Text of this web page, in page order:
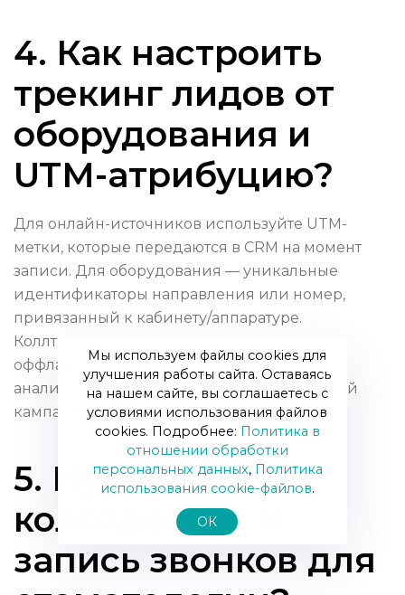
4. Как настроить
трекинг лидов от
оборудования и
UTM-атрибуцию?
Для онлайн-источников используйте UTM-
метки, которые передаются в CRM на момент
записи. Для оборудования — уникальные
идентификаторы направления или номер,
привязанный к кабинету/аппаратуре.
Коллтрекинг поможет связать звонки с
оффлайн-источниками, а интеграция с
аналитикой покажет эффективность каждой
кампании и каждого аппарата.
5. Нужен ли
коллтрекинг и
запись звонков для
Мы используем файлы cookies для
улучшения работы сайта. Оставаясь
на нашем сайте, вы соглашаетесь с
условиями использования файлов
cookies. Подробнее: Политика в
отношении обработки
персональных данных, Политика
использования сookie-файлов.
ОК